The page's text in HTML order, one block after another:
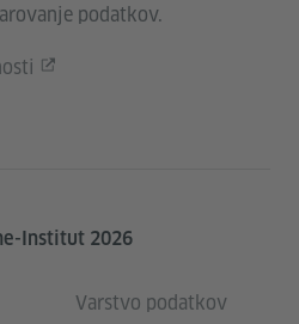
podatkov.
Institut 2026
Varstvo podatkov